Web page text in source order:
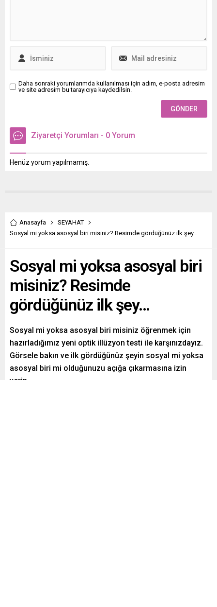
Daha sonraki yorumlarımda kullanılması için adım, e-posta adresim
ve site adresim bu tarayıcıya kaydedilsin.
Ziyaretçi Yorumları - 0 Yorum
Henüz yorum yapılmamış.
Anasayfa
SEYAHAT
Sosyal mi yoksa asosyal biri misiniz? Resimde gördüğünüz ilk şey…
Sosyal mi yoksa asosyal biri
misiniz? Resimde
gördüğünüz ilk şey…
Sosyal mi yoksa asosyal biri misiniz öğrenmek için
hazırladığımız yeni optik illüzyon testi ile karşınızdayız.
Görsele bakın ve ilk gördüğünüz şeyin sosyal mi yoksa
asosyal biri mi olduğunuzu açığa çıkarmasına izin
verin.